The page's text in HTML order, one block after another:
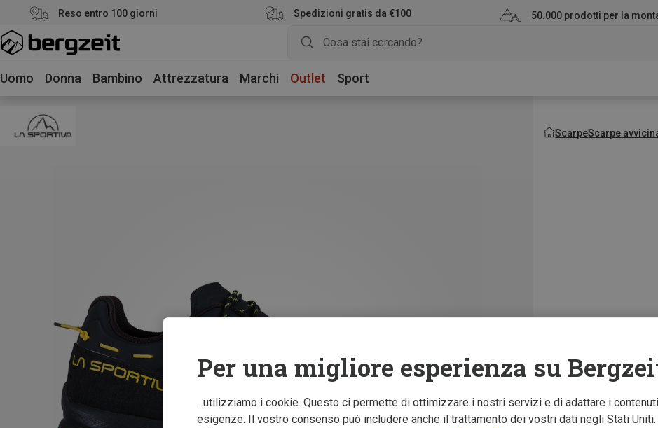
Reso entro 100 giorni Spedizioni gratis da €100 50.000 prodotti per la
Uomo Donna Bambino Attrezzatura Marchi Outlet Sport
ScarpeScarpe
Per una migliore esperienza su
...utilizziamo i cookie. Questo ci permette di ottimizzare i nostri servizi e di adattare i
esigenze. Il vostro consenso può includere anche il trattamento dei vostri dati negli Stati